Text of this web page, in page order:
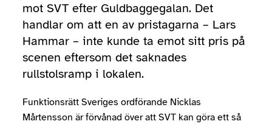
mot SVT efter Guldbaggegalan. Det
handlar om att en av pristagarna – Lars
Hammar – inte kunde ta emot sitt pris på
scenen eftersom det saknades
rullstolsramp i lokalen.
Funktionsrätt Sveriges ordförande Nicklas
Mårtensson är förvånad över att SVT kan göra ett så